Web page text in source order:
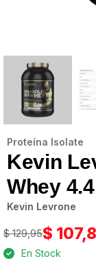
Proteína Isolate
Kevin
Whey
Kevin Levrone
$ 129,95$
En Stock